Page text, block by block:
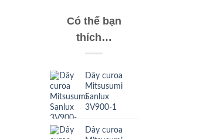
Có thể bạn
thích…
Dây curoa
Mitsusumi
Sanlux
3V900-1
Dây curoa